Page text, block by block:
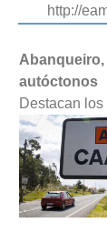
http://
autóctonos
Destacan